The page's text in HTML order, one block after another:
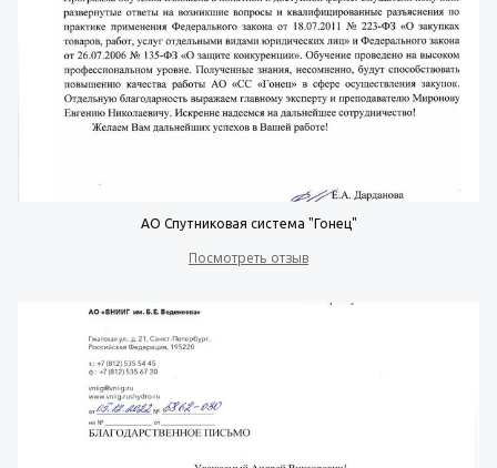
АО Спутниковая система "Гонец"
Посмотреть отзыв